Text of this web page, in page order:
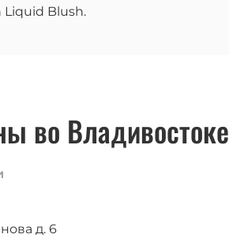
Liquid Blush.
во Владивостоке
д. 6